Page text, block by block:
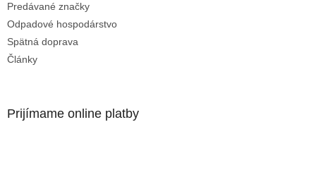
Predávané značky
Odpadové hospodárstvo
Spätná doprava
Články
Prijímame online platby